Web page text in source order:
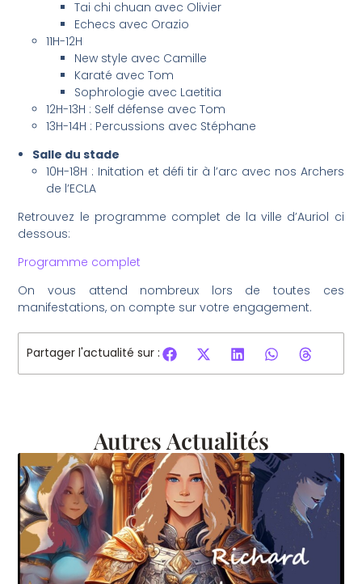
Tai chi chuan avec Olivier
Echecs avec Orazio
11H-12H
New style avec Camille
Karaté avec Tom
Sophrologie avec Laetitia
12H-13H : Self défense avec Tom
13H-14H : Percussions avec Stéphane
Salle du stade
10H-18H : Initation et défi tir à l’arc avec nos Archers
de l’ECLA
Retrouvez le programme complet de la ville d’Auriol ci
dessous:
Programme complet
On vous attend nombreux lors de toutes ces
manifestations, on compte sur votre engagement.
Partager l'actualité sur :
Autres Actualités